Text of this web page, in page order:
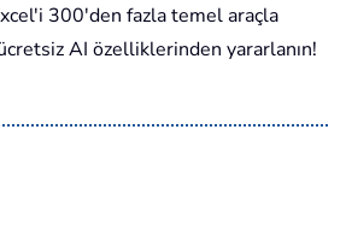
300'den fazla temel araçla
AI özelliklerinden yararlanın!